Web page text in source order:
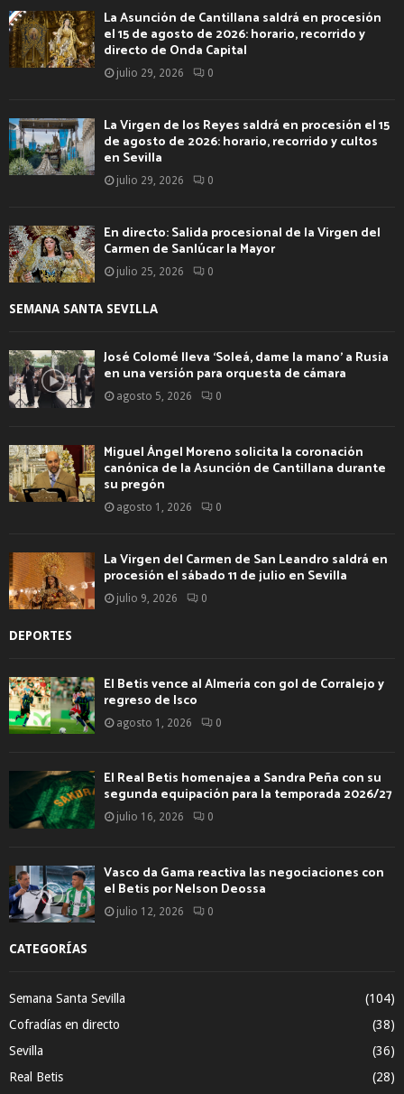
La Asunción de Cantillana saldrá en procesión
el 15 de agosto de 2026: horario, recorrido y
directo de Onda Capital
julio 29, 2026 0
La Virgen de los Reyes saldrá en procesión el 15
de agosto de 2026: horario, recorrido y cultos
en Sevilla
julio 29, 2026 0
En directo: Salida procesional de la Virgen del
Carmen de Sanlúcar la Mayor
julio 25, 2026 0
SEMANA SANTA SEVILLA
José Colomé lleva ‘Soleá, dame la mano’ a Rusia
en una versión para orquesta de cámara
agosto 5, 2026 0
Miguel Ángel Moreno solicita la coronación
canónica de la Asunción de Cantillana durante
su pregón
agosto 1, 2026 0
La Virgen del Carmen de San Leandro saldrá en
procesión el sábado 11 de julio en Sevilla
julio 9, 2026 0
DEPORTES
El Betis vence al Almería con gol de Corralejo y
regreso de Isco
agosto 1, 2026 0
El Real Betis homenajea a Sandra Peña con su
segunda equipación para la temporada 2026/27
julio 16, 2026 0
Vasco da Gama reactiva las negociaciones con
el Betis por Nelson Deossa
julio 12, 2026 0
CATEGORÍAS
Semana Santa Sevilla
(104)
Cofradías en directo
(38)
Sevilla
(36)
Real Betis
(28)